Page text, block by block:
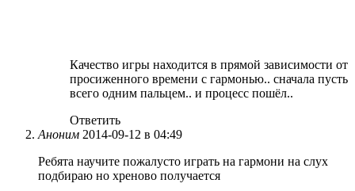
Качество игры находится в прямой зависимости от
просиженного времени с гармонью.. сначала пусть
всего одним пальцем.. и процесс пошёл..
Ответить
Аноним 2014-09-12 в 04:49
Ребята научите пожалусто играть на гармони на слух
подбираю но хреново получается